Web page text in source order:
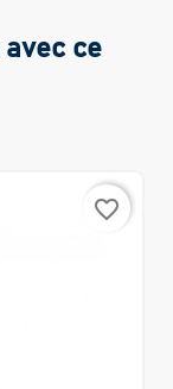
ce
favorite_border